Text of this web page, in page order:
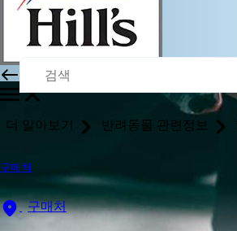
더 알아보기 반려동물 관련정보
구매처
구매처